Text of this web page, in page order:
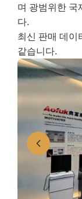
며 광범위한 국
다.
최신 판매 데이
같습니다.